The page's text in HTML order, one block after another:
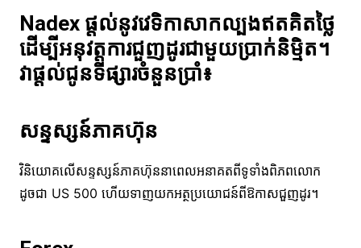
Nadex ផ្តល់នូវវេទិកាសាកល្បងឥតគិតថ្លៃ
ដើម្បីអនុវត្តការជួញដូរជាមួយប្រាក់និម្មិត។
វាផ្តល់ជូនទីផ្សារចំនួនប្រាំ៖
សន្ទស្សន៍ភាគហ៊ុន
វិនិយោគលើសន្ទស្សន៍ភាគហ៊ុននាពេលអនាគតពីទូទាំងពិភពលោក
ដូចជា US 500 ហើយទាញយកអត្ថប្រយោជន៍ពីឱកាសជួញដូរ។